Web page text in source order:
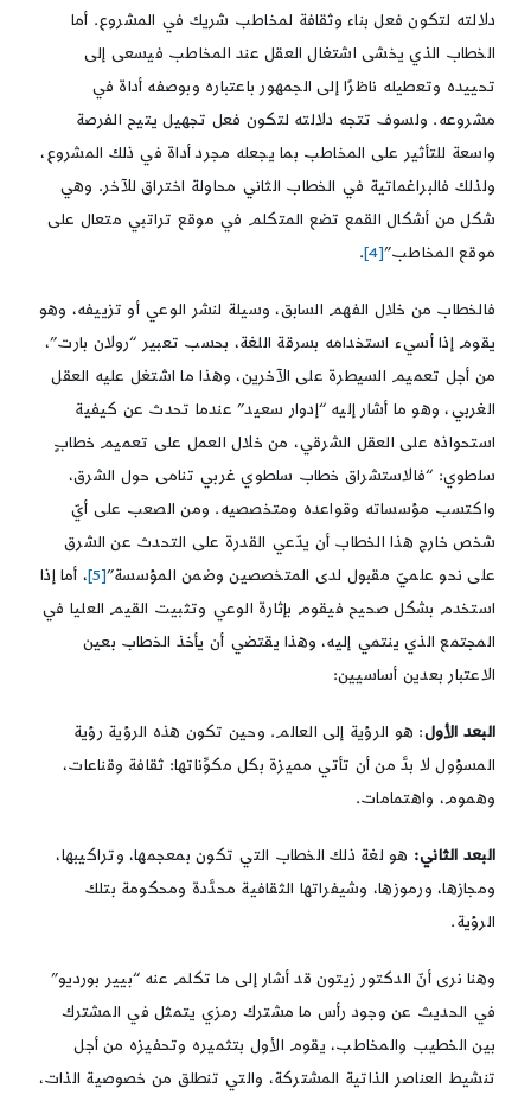
دلالته لتكون فعل بناء وثقافة لمخاطب شريك في المشروع. أما
الخطاب الذي يخشى اشتغال العقل عند المخاطب فيسعى إلى
تحييده وتعطيله ناظرًا إلى الجمهور باعتباره وبوصفه أداة في
مشروعه. ولسوف تتجه دلالته لتكون فعل تجهيل يتيح الفرصة
واسعة للتأثير على المخاطب بما يجعله مجرد أداة في ذلك المشروع،
ولذلك فالبراغماتية في الخطاب الثاني محاولة اختراق للآخر. وهي
شكل من أشكال القمع تضع المتكلم في موقع تراتبي متعال على
موقع المخاطب”[4]
.
فالخطاب من خلال الفهم السابق، وسيلة لنشر الوعي أو تزييفه، وهو
يقوم إذا أسيء استخدامه بسرقة اللغة، بحسب تعبير “رولان بارت”،
من أجل تعميم السيطرة على الآخرين، وهذا ما اشتغل عليه العقل
الغربي، وهو ما أشار إليه “إدوار سعيد” عندما تحدث عن كيفية
استحواذه على العقل الشرقي، من خلال العمل على تعميم خطابٍ
سلطوي: “فالاستشراق خطاب سلطوي غربي تنامى حول الشرق،
واكتسب مؤسساته وقواعده ومتخصصيه. ومن الصعب على أيّ
شخص خارج هذا الخطاب أن يدّعي القدرة على التحدث عن الشرق
على نحو علميّ مقبول لدى المتخصصين وضمن المؤسسة”[5]
، أما إذا
استخدم بشكل صحيح فيقوم بإثارة الوعي وتثبيت القيم العليا في
المجتمع الذي ينتمي إليه، وهذا يقتضي أن يأخذ الخطاب بعين
الاعتبار بعدين أساسيين:
البعد الأول: هو الرؤية إلى العالم. وحين تكون هذه الرؤية رؤية
المسؤول لا بدَّ من أن تأتي مميزة بكل مكوِّناتها: ثقافة وقناعات،
وهموم، واهتمامات.
البعد الثاني: هو لغة ذلك الخطاب التي تكون بمعجمها، وتراكيبها،
ومجازها، ورموزها، وشيفراتها الثقافية محدَّدة ومحكومة بتلك
الرؤية.
وهنا نرى أنّ الدكتور زيتون قد أشار إلى ما تكلم عنه “بيير بورديو”
في الحديث عن وجود رأس ما مشترك رمزي يتمثل في المشترك
بين الخطيب والمخاطب، يقوم الأول بتثميره وتحفيزه من أجل
تنشيط العناصر الذاتية المشتركة، والتي تنطلق من خصوصية الذات،